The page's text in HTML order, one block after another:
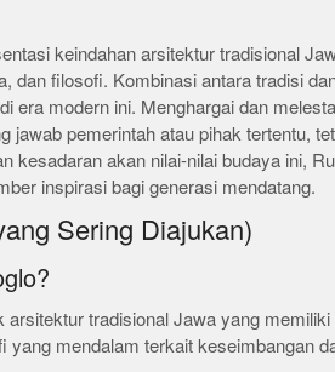
keindahan arsitektur tradisional
dan filosofi. Kombinasi antara tradisi
era modern ini. Menghargai dan
jawab pemerintah atau pihak tertentu,
kesadaran akan nilai-nilai budaya ini,
inspirasi bagi generasi mendatang.
Sering Diajukan)
arsitektur tradisional Jawa yang
yang mendalam terkait keseimbangan